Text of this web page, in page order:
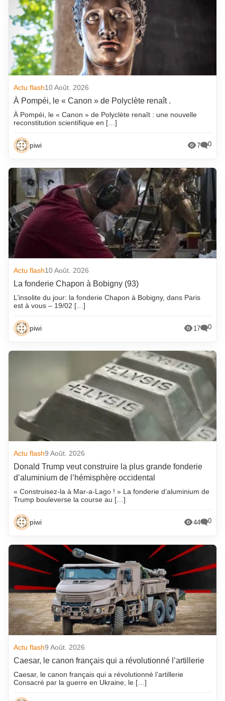
Actu flash10 Août. 2026
À Pompéi, le « Canon » de Polyclète renaît .
À Pompéi, le « Canon » de Polyclète renaît : une nouvelle
reconstitution scientifique en […]
piwi 7 0
Actu flash10 Août. 2026
La fonderie Chapon à Bobigny (93)
L’insolite du jour: la fonderie Chapon à Bobigny, dans Paris
est à vous – 19/02 […]
piwi 17 0
Actu flash9 Août. 2026
Donald Trump veut construire la plus grande fonderie
d’aluminium de l’hémisphère occidental
« Construisez-la à Mar-a-Lago ! » La fonderie d’aluminium de
Trump bouleverse la course au […]
piwi 44 0
Actu flash9 Août. 2026
Caesar, le canon français qui a révolutionné l’artillerie
Caesar, le canon français qui a révolutionné l’artillerie
Consacré par la guerre en Ukraine, le […]